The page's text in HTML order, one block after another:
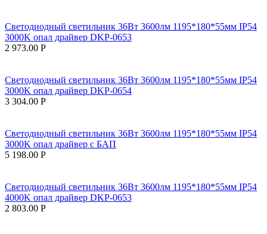
Светодиодный светильник 36Вт 3600лм 1195*180*55мм IP54
3000K опал драйвер DKP-0653
2 973.00 Р
Светодиодный светильник 36Вт 3600лм 1195*180*55мм IP54
3000K опал драйвер DKP-0654
3 304.00 Р
Светодиодный светильник 36Вт 3600лм 1195*180*55мм IP54
3000K опал драйвер с БАП
5 198.00 Р
Светодиодный светильник 36Вт 3600лм 1195*180*55мм IP54
4000K опал драйвер DKP-0653
2 803.00 Р